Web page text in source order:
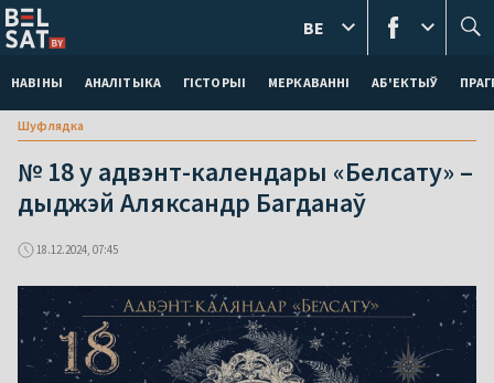
НАВІНЫ АНАЛІТЫКА ГІСТОРЫІ МЕРКАВАННI АБ'ЕКТЫЎ
BE
Шуфлядка
№ 18 у адвэнт-календары «Белсату» –
дыджэй Аляксандр Багданаў
18.12.2024, 07:45